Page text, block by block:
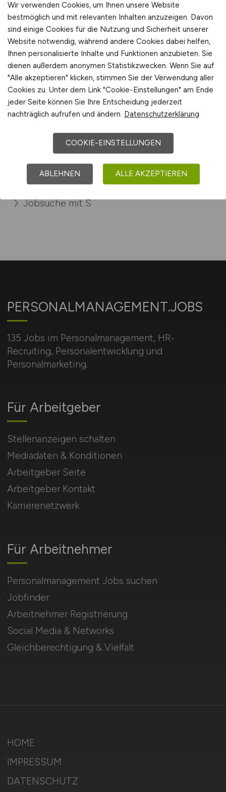
Jobs bei Stadtwerke Bad Vilbel
GmbH
Sie sind hier:
Startseite
Jobsuche mit S
PERSONALMANAGEMENT.JOBS
135 Jobs im Personalmanagement, HR-
Recruiting, Personalentwicklung und
Personalmarketing.
Für Arbeitnehmer
Personalmanagement Jobs suchen
Jobfinder
Arbeitnehmer Registrierung
Social Media & Networks
Gleichberechtigung & Vielfalt
Für Arbeitgeber
Stellenanzeigen schalten
Mediadaten & Konditionen
Arbeitgeber Seite
Arbeitgeber Kontakt
Karrierenetzwerk
HOME
IMPRESSUM
DATENSCHUTZ
Wir verwenden Cookies, um Ihnen unsere Website
bestmöglich und mit relevanten Inhalten anzuzeigen. Davon
sind einige Cookies für die Nutzung und Sicherheit unserer
Website notwendig, während andere Cookies dabei helfen,
Ihnen personalisierte Inhalte und Funktionen anzubieten. Sie
dienen außerdem anonymen Statistikzwecken. Wenn Sie auf
"Alle akzeptieren" klicken, stimmen Sie der Verwendung aller
Cookies zu. Unter dem Link "Cookie-Einstellungen" am Ende
jeder Seite können Sie Ihre Entscheidung jederzeit
nachträglich aufrufen und ändern. Datenschutzerklärung
COOKIE-EINSTELLUNGEN
ABLEHNEN ALLE AKZEPTIEREN